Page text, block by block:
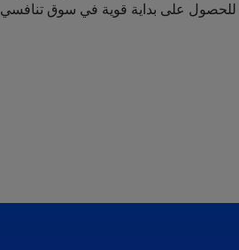
للحصول على بداية قوية في سوق تنافسي